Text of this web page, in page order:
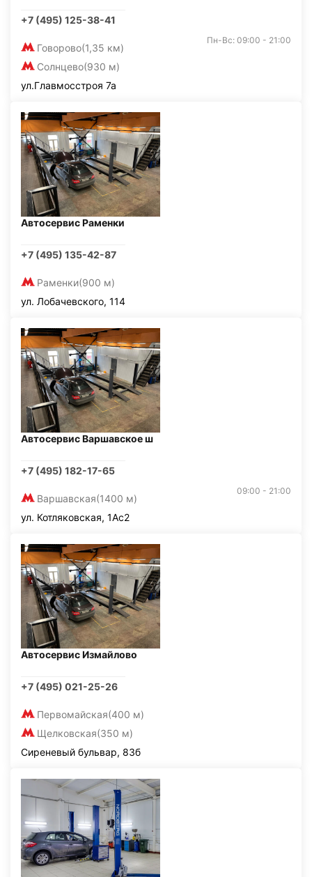
+7 (495) 125-38-41
Говорово(1,35 км)
Солнцево(930 м)
Пн-Вс: 09:00 - 21:00
ул.Главмосстроя 7а
Автосервис Раменки
+7 (495) 135-42-87
Раменки(900 м)
ул. Лобачевского, 114
Автосервис Варшавское ш
+7 (495) 182-17-65
Варшавская(1400 м)
09:00 - 21:00
ул. Котляковская, 1Ас2
Автосервис Измайлово
+7 (495) 021-25-26
Первомайская(400 м)
Щелковская(350 м)
Сиреневый бульвар, 83б